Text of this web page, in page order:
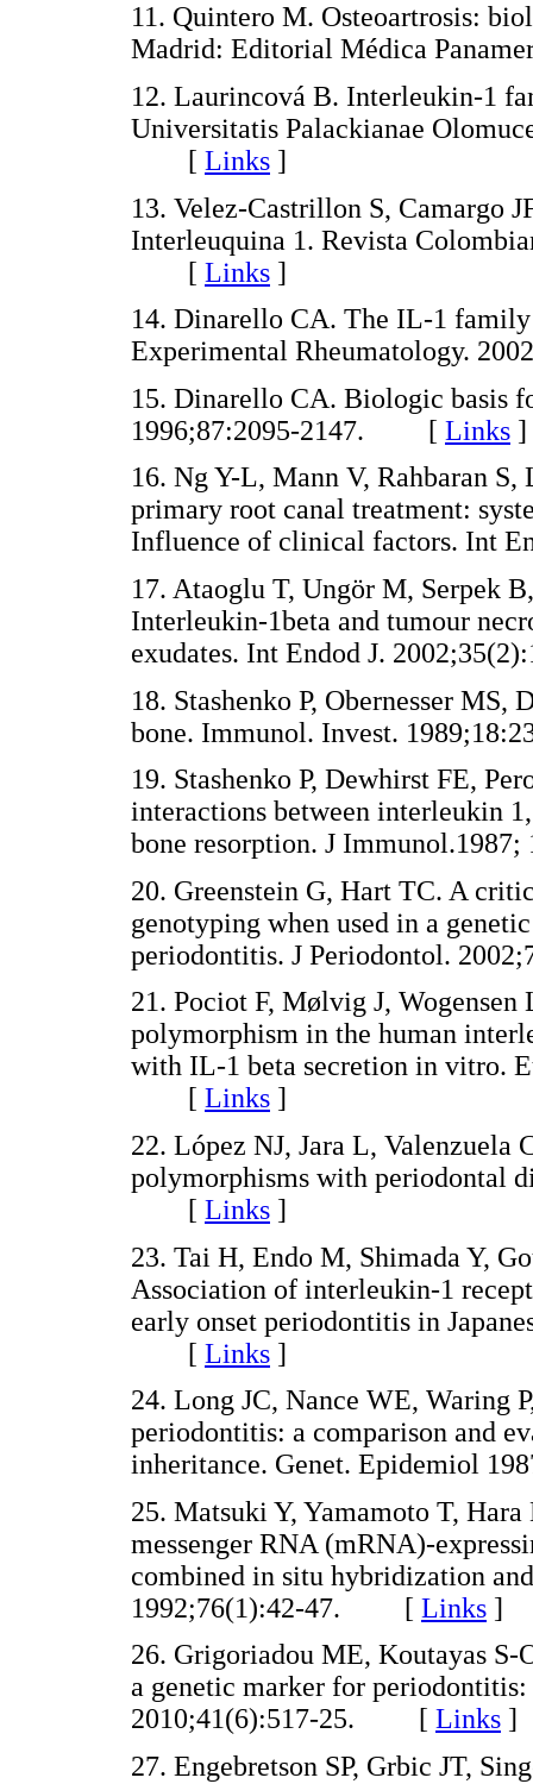
11. Quintero M. Osteoartrosis:
Madrid: Editorial Médica
12. Laurincová B. Interleukin-1
Universitatis Palackianae
[ Links ]
13. Velez-Castrillon S, Camargo
Interleuquina 1. Revista
[ Links ]
14. Dinarello CA. The IL-1
Experimental Rheumatology.
15. Dinarello CA. Biologic basis
1996;87:2095-2147. [ Links ]
16. Ng Y-L, Mann V, Rahbaran
primary root canal treatment:
Influence of clinical factors.
17. Ataoglu T, Ungör M, Serpek
Interleukin-1beta and tumour
exudates. Int Endod J.
18. Stashenko P, Obernesser
bone. Immunol. Invest.
19. Stashenko P, Dewhirst FE,
interactions between interleukin
bone resorption. J
20. Greenstein G, Hart TC. A
genotyping when used in a
periodontitis. J Periodontol.
21. Pociot F, Mølvig J, Wogensen
polymorphism in the human
with IL-1 beta secretion in vitro.
[ Links ]
22. López NJ, Jara L,
polymorphisms with periodontal
[ Links ]
23. Tai H, Endo M, Shimada Y,
Association of interleukin-1
early onset periodontitis in
[ Links ]
24. Long JC, Nance WE, Waring
periodontitis: a comparison and
inheritance. Genet. Epidemiol
25. Matsuki Y, Yamamoto T,
messenger RNA (mRNA)-
combined in situ hybridization
1992;76(1):42-47. [ Links ]
26. Grigoriadou ME, Koutayas S-
a genetic marker for
2010;41(6):517-25. [ Links ]
27. Engebretson SP, Grbic JT,